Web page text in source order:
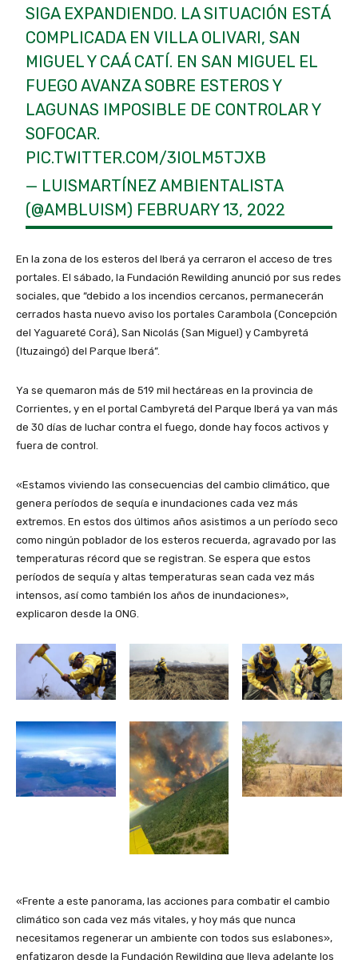
SIGA EXPANDIENDO. LA SITUACIÓN ESTÁ
COMPLICADA EN VILLA OLIVARI, SAN
MIGUEL Y CAÁ CATÍ. EN SAN MIGUEL EL
FUEGO AVANZA SOBRE ESTEROS Y
LAGUNAS IMPOSIBLE DE CONTROLAR Y
SOFOCAR.
PIC.TWITTER.COM/3IOLM5TJXB
— LUISMARTÍNEZ AMBIENTALISTA
(@AMBLUISM) FEBRUARY 13, 2022
En la zona de los esteros del Iberá ya cerraron el acceso de tres
portales. El sábado, la Fundación Rewilding anunció por sus redes
sociales, que “debido a los incendios cercanos, permanecerán
cerrados hasta nuevo aviso los portales Carambola (Concepción
del Yaguareté Corá), San Nicolás (San Miguel) y Cambyretá
(Ituzaingó) del Parque Iberá”.
Ya se quemaron más de 519 mil hectáreas en la provincia de
Corrientes, y en el portal Cambyretá del Parque Iberá ya van más
de 30 días de luchar contra el fuego, donde hay focos activos y
fuera de control.
«Estamos viviendo las consecuencias del cambio climático, que
genera períodos de sequía e inundaciones cada vez más
extremos. En estos dos últimos años asistimos a un período seco
como ningún poblador de los esteros recuerda, agravado por las
temperaturas récord que se registran. Se espera que estos
períodos de sequía y altas temperaturas sean cada vez más
intensos, así como también los años de inundaciones»,
explicaron desde la ONG.
«Frente a este panorama, las acciones para combatir el cambio
climático son cada vez más vitales, y hoy más que nunca
necesitamos regenerar un ambiente con todos sus eslabones»,
enfatizaron desde la Fundación Rewilding que lleva adelante los